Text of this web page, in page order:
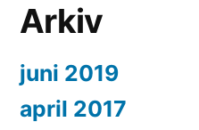
Arkiv
juni 2019
april 2017